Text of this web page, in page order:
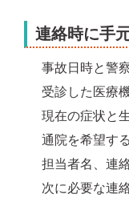
連絡時に手
事故日時と警
受診した医療
現在の症状と
通院を希望す
担当者名、連
次に必要な連